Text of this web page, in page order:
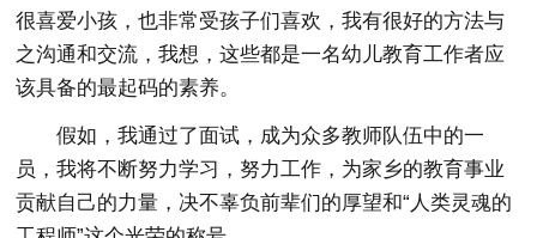
很喜爱小孩，也非常受孩子们喜欢，我有很好的方法与
之沟通和交流，我想，这些都是一名幼儿教育工作者应
该具备的最起码的素养。
假如，我通过了面试，成为众多教师队伍中的一
员，我将不断努力学习，努力工作，为家乡的教育事业
贡献自己的力量，决不辜负前辈们的厚望和“人类灵魂的